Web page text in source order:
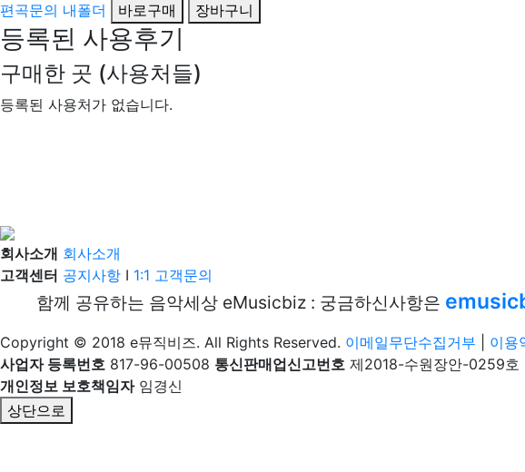
편곡문의 내폴더 바로구매 장바구니
등록된 사용후기
구매한 곳 (사용처들)
등록된 사용처가 없습니다.
회사소개 회사소개
고객센터 공지사항 I 1:1 고객문의
함께 공유하는 음악세상 eMusicbiz : 궁금하신사항은
Copyright © 2018 e뮤직비즈. All Rights Reserved. 이메일무단수집거부 이용
사업자 등록번호 817-96-00508 통신판매업신고번호 제2018-수원장안-0259호
개인정보 보호책임자임경신
상단으로